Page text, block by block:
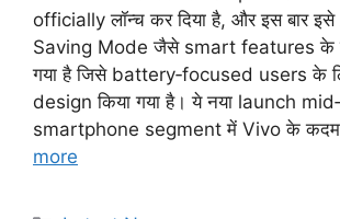
officially लॉन्च कर दिया है, और इस बार
Saving Mode जैसे smart features के
गया है जिसे battery‑focused users के
design किया गया है। ये नया launch
smartphone segment में Vivo के
more